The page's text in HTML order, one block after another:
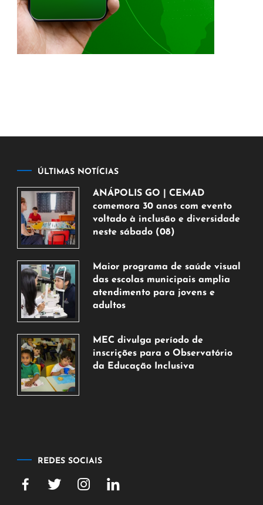
ÚLTIMAS NOTÍCIAS
ANÁPOLIS GO | CEMAD
comemora 30 anos com evento
voltado à inclusão e diversidade
neste sábado (08)
de
agosto
de
2026
Maior programa de saúde visual
das escolas municipais amplia
atendimento para jovens e
adultos
de
agosto
de
MEC divulga período de
inscrições para o Observatório
da Educação Inclusiva
REDES SOCIAIS